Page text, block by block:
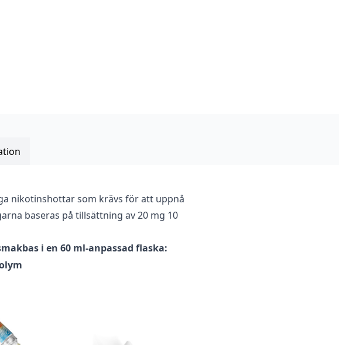
nikotinshottar som krävs för att uppnå
baseras på tillsättning av 20 mg 10
i en 60 ml-anpassad flaska: